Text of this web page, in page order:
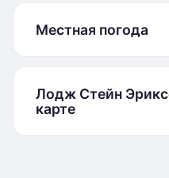
Местная погода
Лодж Стейн
карте